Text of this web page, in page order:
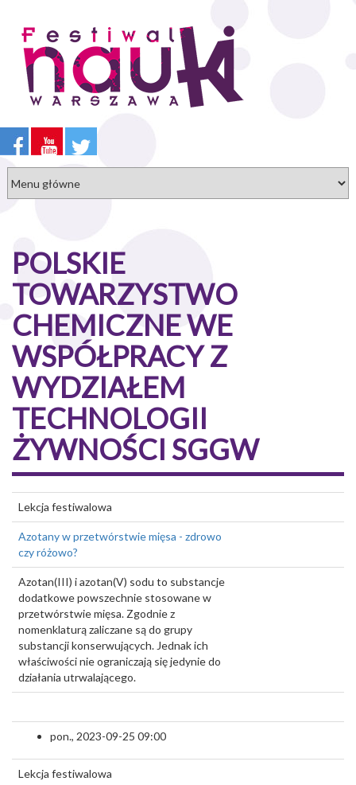
treści
POLSKIE
TOWARZYSTWO
CHEMICZNE WE
WSPÓŁPRACY Z
WYDZIAŁEM
TECHNOLOGII
ŻYWNOŚCI SGGW
Lekcja festiwalowa
Azotany w przetwórstwie mięsa - zdrowo
czy różowo?
Azotan(III) i azotan(V) sodu to substancje
dodatkowe powszechnie stosowane w
przetwórstwie mięsa. Zgodnie z
nomenklaturą zaliczane są do grupy
substancji konserwujących. Jednak ich
właściwości nie ograniczają się jedynie do
działania utrwalającego.
pon., 2023-09-25 09:00
Lekcja festiwalowa